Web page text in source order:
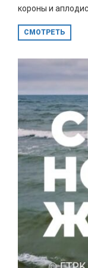
короны и
СМОТРЕТЬ